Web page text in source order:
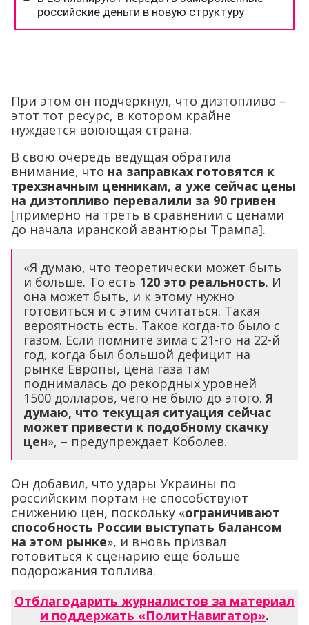
При этом он подчеркнул, что дизтопливо –
этот тот ресурс, в котором крайне
нуждается воюющая страна.
В свою очередь ведущая обратила
внимание, что на заправках готовятся к
трехзначным ценникам, а уже сейчас цены
на дизтопливо перевалили за 90 гривен
[примерно на треть в сравнении с ценами
до начала иранской авантюры Трампа].
«Я думаю, что теоретически может быть
и больше. То есть 120 это реальность. И
она может быть, и к этому нужно
готовиться и с этим считаться. Такая
вероятность есть. Такое когда-то было с
газом. Если помните зима с 21-го на 22-й
год, когда был большой дефицит на
рынке Европы, цена газа там
поднималась до рекордных уровней
1500 долларов, чего не было до этого.Я
думаю, что текущая ситуация сейчас
может привести к подобному скачку
цен», – предупреждает Коболев.
Он добавил, что удары Украины по
российским портам не способствуют
снижению цен, поскольку «ограничивают
способность России выступать балансом
на этом рынке», и вновь призвал
готовиться к сценарию еще больше
подорожания топлива.
Отблагодарить журналистов за материал
и поддержать «ПолитНавигатор».